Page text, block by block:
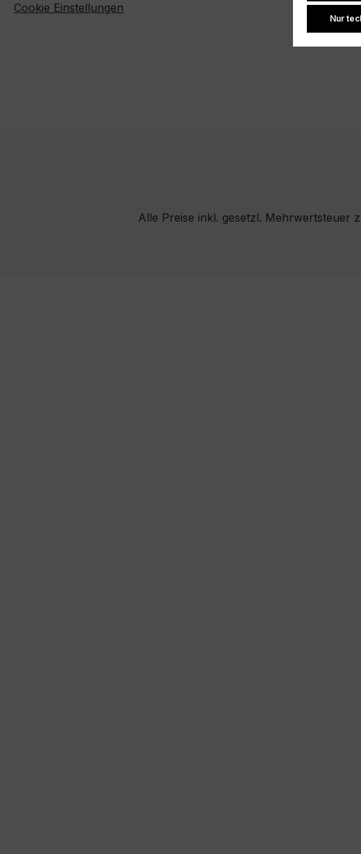
Cookie Einstellungen
Alle Preise inkl. gesetzl. Mehrwertsteuer
Nur